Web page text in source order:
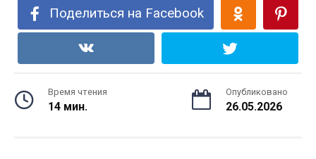
Поделиться на Facebook
Время чтения
14 мин.
Опубликовано
26.05.2026